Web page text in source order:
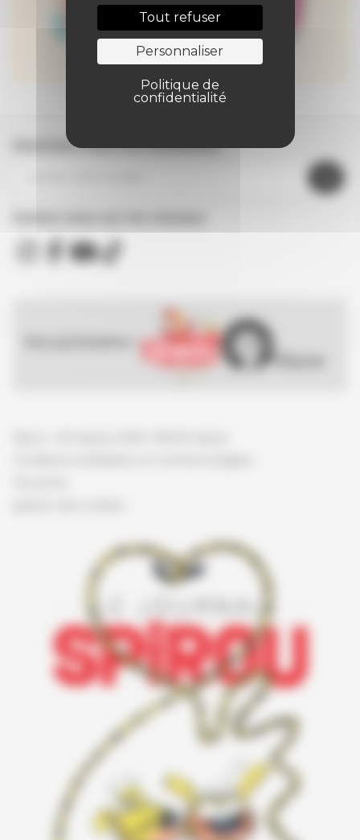
Tout refuser
Personnaliser
Politique de
confidentialité
Inscrivez-vous à la newsletter